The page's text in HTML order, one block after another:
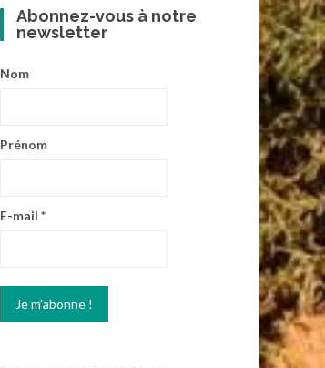
Abonnez-vous à notre
newsletter
Nom
Prénom
E-mail *